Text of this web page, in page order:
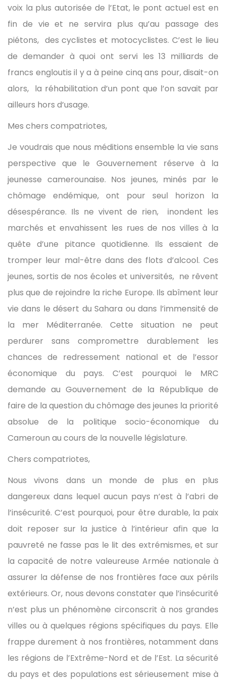
voix la plus autorisée de l’Etat, le pont actuel est en
fin de vie et ne servira plus qu’au passage des
piétons, des cyclistes et motocyclistes. C’est le lieu
de demander à quoi ont servi les 13 milliards de
francs engloutis il y a à peine cinq ans pour, disait-on
alors, la réhabilitation d’un pont que l’on savait par
ailleurs hors d’usage.
Mes chers compatriotes,
Je voudrais que nous méditions ensemble la vie sans
perspective que le Gouvernement réserve à la
jeunesse camerounaise. Nos jeunes, minés par le
chômage endémique, ont pour seul horizon la
désespérance. Ils ne vivent de rien, inondent les
marchés et envahissent les rues de nos villes à la
quête d’une pitance quotidienne. Ils essaient de
tromper leur mal-être dans des flots d’alcool. Ces
jeunes, sortis de nos écoles et universités, ne rêvent
plus que de rejoindre la riche Europe. Ils abîment leur
vie dans le désert du Sahara ou dans l’immensité de
la mer Méditerranée. Cette situation ne peut
perdurer sans compromettre durablement les
chances de redressement national et de l’essor
économique du pays. C’est pourquoi le MRC
demande au Gouvernement de la République de
faire de la question du chômage des jeunes la priorité
absolue de la politique socio-économique du
Cameroun au cours de la nouvelle législature.
Chers compatriotes,
Nous vivons dans un monde de plus en plus
dangereux dans lequel aucun pays n’est à l’abri de
l’insécurité. C’est pourquoi, pour être durable, la paix
doit reposer sur la justice à l’intérieur afin que la
pauvreté ne fasse pas le lit des extrémismes, et sur
la capacité de notre valeureuse Armée nationale à
assurer la défense de nos frontières face aux périls
extérieurs. Or, nous devons constater que l’insécurité
n’est plus un phénomène circonscrit à nos grandes
villes ou à quelques régions spécifiques du pays. Elle
frappe durement à nos frontières, notamment dans
les régions de l’Extrême-Nord et de l’Est. La sécurité
du pays et des populations est sérieusement mise à